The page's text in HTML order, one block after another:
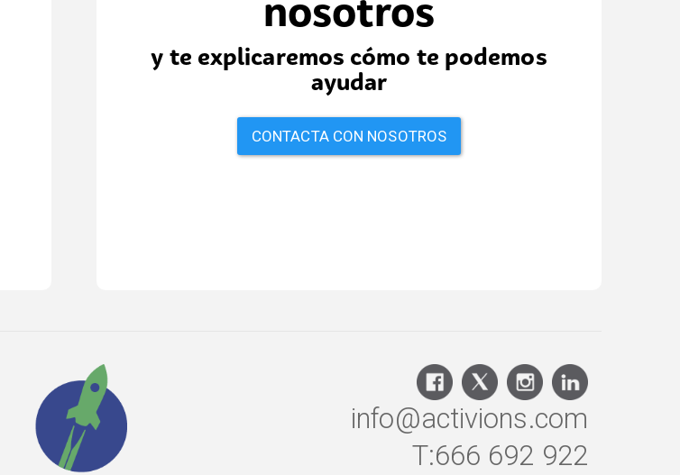
nosotros
y te explicaremos cómo te podemos
ayudar
CONTACTA CON NOSOTROS
info@activions.com
T:666 692 922